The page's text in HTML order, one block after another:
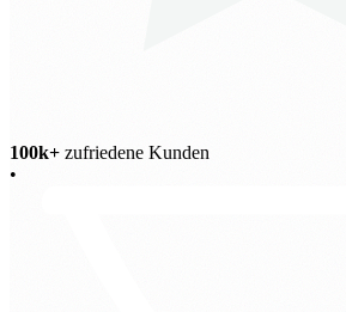
100k+ zufriedene Kunden
•